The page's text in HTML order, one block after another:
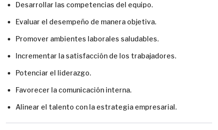
Desarrollar las competencias del equipo.
Evaluar el desempeño de manera objetiva.
Promover ambientes laborales saludables.
Incrementar la satisfacción de los trabajadores.
Potenciar el liderazgo.
Favorecer la comunicación interna.
Alinear el talento con la estrategia empresarial.